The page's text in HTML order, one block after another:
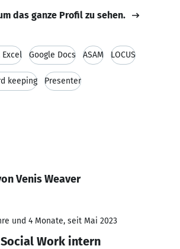
das ganze Profil zu sehen.
Google Docs ASAM LOCUS
keeping Presenter
Venis Weaver
und 4 Monate, seit Mai 2023
Work intern